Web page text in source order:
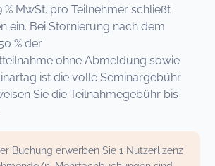
MwSt. pro Teilnehmer schließt
ein. Bei Stornierung nach dem
% der
ohne Abmeldung sowie
ist die volle Seminargebühr
Sie die Teilnahmegebühr bis
Buchung erwerben Sie 1 Nutzerlizenz